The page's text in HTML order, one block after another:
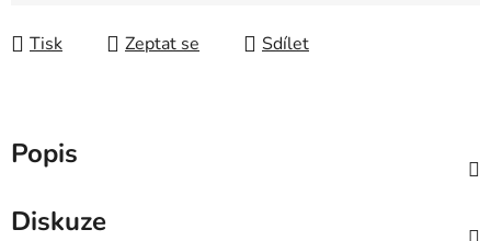
Tisk Zeptat se Sdílet
Popis
Diskuze